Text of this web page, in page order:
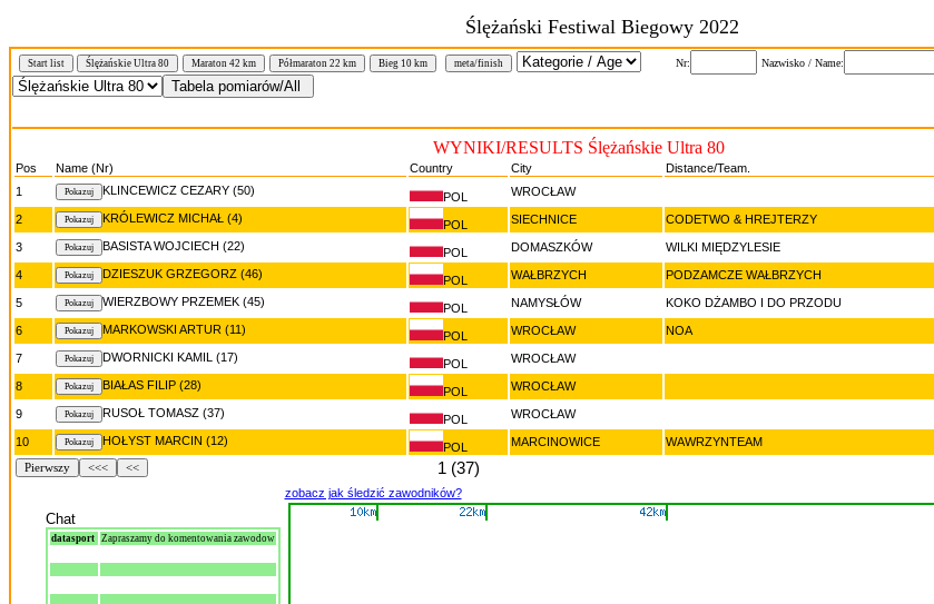
Ślężański Festiwal Biegowy 2022
Start list Ślężańskie Ultra 80 Maraton 42 km Półmaraton 22 km Bieg 10 km meta/finish Nr: Nazwisko / Name:
WYNIKI/RESULTS Ślężańskie Ultra 80
Pos Name (Nr) Country City Distance/Team.
1
KLINCEWICZ CEZARY (50) POL WROCŁAW
2 KRÓLEWICZ MICHAŁ (4) POL SIECHNICE CODETWO & HREJTERZY
3 BASISTA WOJCIECH (22) POL DOMASZKÓW WILKI MIĘDZYLESIE
4 DZIESZUK GRZEGORZ (46) POL WAŁBRZYCH PODZAMCZE WAŁBRZYCH
5 WIERZBOWY PRZEMEK (45) POL NAMYSŁÓW KOKO DŻAMBO I DO PRZODU
6 MARKOWSKI ARTUR (11) POL WROCŁAW NOA
7 DWORNICKI KAMIL (17) POL WROCŁAW
8 BIAŁAS FILIP (28) POL WROCŁAW
9 RUSOŁ TOMASZ (37) POL WROCŁAW
10 HOŁYST MARCIN (12) POL MARCINOWICE WAWRZYNTEAM
Pierwszy <<< << 1 (37)
Chat
datasport Zapraszamy do komentowania zawodow
zobacz jak śledzić zawodników?